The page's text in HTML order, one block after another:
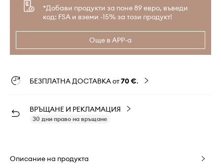
*Добави продукти за поне 89 евро, въведи
код: FSA и вземи -15% за този продукт!
Още в APP-а
БЕЗПЛАТНА ДОСТАВКА от70 €.
ВРЪЩАНЕ И РЕКЛАМАЦИЯ
30 дни право на връщане
Описание на продукта